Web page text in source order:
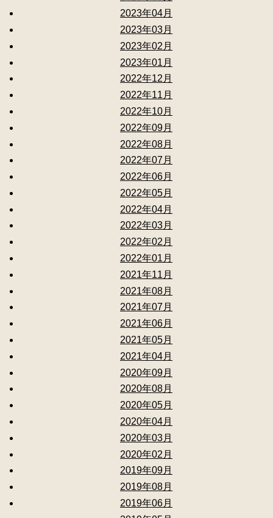
2023年04月
2023年03月
2023年02月
2023年01月
2022年12月
2022年11月
2022年10月
2022年09月
2022年08月
2022年07月
2022年06月
2022年05月
2022年04月
2022年03月
2022年02月
2022年01月
2021年11月
2021年08月
2021年07月
2021年06月
2021年05月
2021年04月
2020年09月
2020年08月
2020年05月
2020年04月
2020年03月
2020年02月
2019年09月
2019年08月
2019年06月